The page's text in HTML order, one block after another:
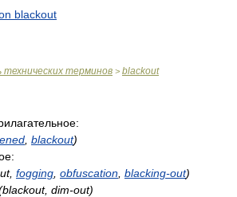
blackout
технических терминов > blackout
blackout)
fogging obfuscation blacking-out)
dim-out)